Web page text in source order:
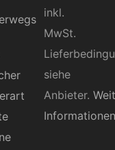
inkl.
MwSt.
siehe
Anbieter.
Informationen